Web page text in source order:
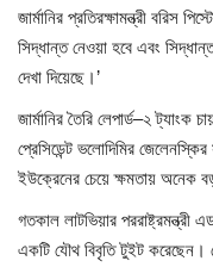
জার্মানির প্রতিরক্ষামন্ত্রী বরিস
সিদ্ধান্ত নেওয়া হবে এবং
দেখা দিয়েছে।’
জার্মানির তৈরি লেপার্ড–২
প্রেসিডেন্ট ভলোদিমির
ইউক্রেনের চেয়ে ক্ষমতায় অনেক
গতকাল লাটভিয়ার পররাষ্ট্রমন্ত্রী
একটি যৌথ বিবৃতি টুইট করেছেন।